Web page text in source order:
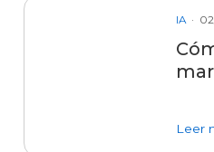
del blog para el
IA
Leer